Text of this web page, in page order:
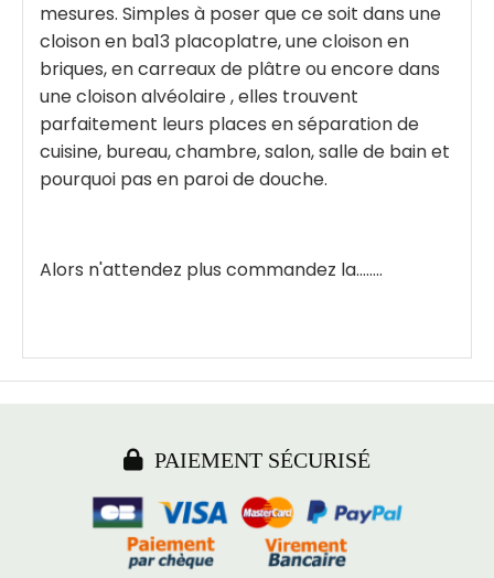
mesures. Simples à poser que ce soit dans une
cloison en ba13 placoplatre, une cloison en
briques, en carreaux de plâtre ou encore dans
une cloison alvéolaire , elles trouvent
parfaitement leurs places en séparation de
cuisine, bureau, chambre, salon, salle de bain et
pourquoi pas en paroi de douche.
Alors n'attendez plus commandez la........
 PAIEMENT SÉCURISÉ